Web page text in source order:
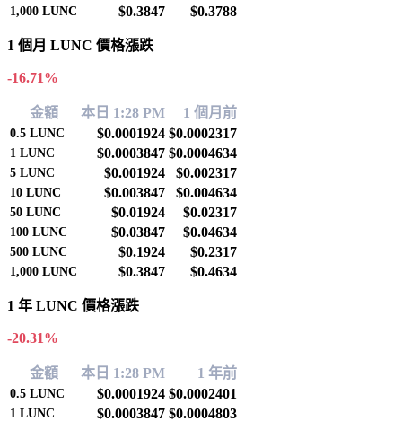
1,000 LUNC $0.3847 $0.3788
1 個月 LUNC 價格漲跌
-16.71%
金額 本日 1:28 PM 1 個月前
0.5 LUNC $0.0001924 $0.0002317
1 LUNC $0.0003847 $0.0004634
5 LUNC $0.001924 $0.002317
10 LUNC $0.003847 $0.004634
50 LUNC $0.01924 $0.02317
100 LUNC $0.03847 $0.04634
500 LUNC $0.1924 $0.2317
1,000 LUNC $0.3847 $0.4634
1 年 LUNC 價格漲跌
-20.31%
金額 本日 1:28 PM 1 年前
0.5 LUNC $0.0001924 $0.0002401
1 LUNC $0.0003847 $0.0004803